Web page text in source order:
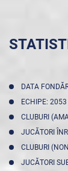
DATA
ECHIPE: 2053
CLUBURI
JUCĂTORI
CLUBURI
JUCĂTORI